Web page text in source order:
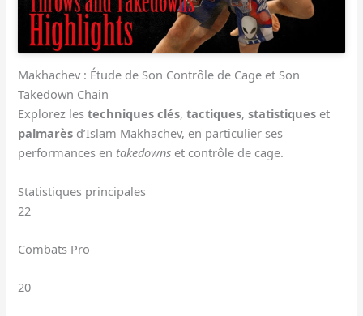
Makhachev : Étude de Son Contrôle de Cage et Son
Takedown Chain
Explorez lestechniques clés,tactiques,statistiques et
palmarès d’Islam Makhachev, en particulier ses
performances en takedowns et contrôle de cage.
Statistiques principales
22
Combats Pro
20